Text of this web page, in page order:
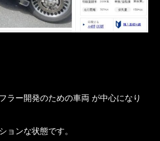
ー開発のための車両 が中心になり
ョンな状態です。